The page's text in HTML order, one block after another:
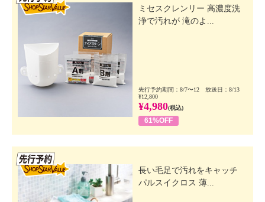
ミセスクレンリー 高濃度洗
浄で汚れが 滝のよ...
先行予約期間：8/7〜12 放送日：8/13
¥12,800
¥4,980(税込)
61%OFF
長い毛足で汚れをキャッチ
パルスイクロス 薄...